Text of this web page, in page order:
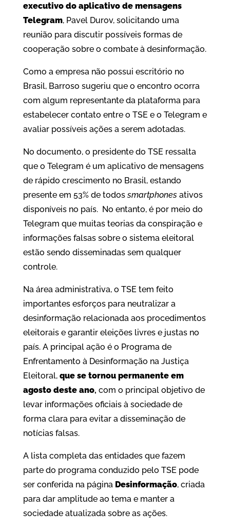
executivo do aplicativo de mensagens
Telegram, Pavel Durov, solicitando uma
reunião para discutir possíveis formas de
cooperação sobre o combate à desinformação.
Como a empresa não possui escritório no
Brasil, Barroso sugeriu que o encontro ocorra
com algum representante da plataforma para
estabelecer contato entre o TSE e o Telegram e
avaliar possíveis ações a serem adotadas.
No documento, o presidente do TSE ressalta
que o Telegram é um aplicativo de mensagens
de rápido crescimento no Brasil, estando
presente em 53% de todossmartphonesativos
disponíveis no país. No entanto, é por meio do
Telegram que muitas teorias da conspiração e
informações falsas sobre o sistema eleitoral
estão sendo disseminadas sem qualquer
controle.
Na área administrativa, o TSE tem feito
importantes esforços para neutralizar a
desinformação relacionada aos procedimentos
eleitorais e garantir eleições livres e justas no
país. A principal ação é o Programa de
Enfrentamento à Desinformação na Justiça
Eleitoral, que se tornou permanente em
agosto deste ano, com o principal objetivo de
levar informações oficiais à sociedade de
forma clara para evitar a disseminação de
notícias falsas.
A lista completa das entidades que fazem
parte do programa conduzido pelo TSE pode
ser conferida na página Desinformação, criada
para dar amplitude ao tema e manter a
sociedade atualizada sobre as ações.